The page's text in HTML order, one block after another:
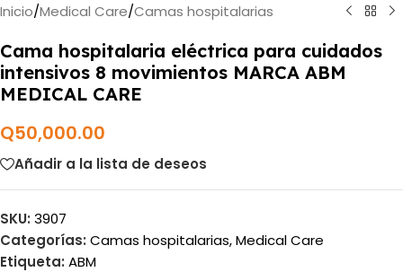
Inicio/Medical Care/Camas hospitalarias
Cama hospitalaria eléctrica para cuidados
intensivos 8 movimientos MARCA ABM
MEDICAL CARE
Q50,000.00
Añadir a la lista de deseos
SKU: 3907
Categorías: Camas hospitalarias,Medical Care
Etiqueta: ABM